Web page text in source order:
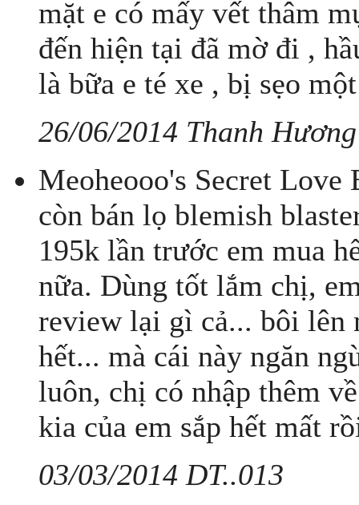
mặt e có mấy vết thâm
đến hiện tại đã mờ đi ,
là bữa e té xe , bị sẹo
26/06/2014 Thanh Hương
Meoheooo's Secret
còn bán lọ blemish
195k lần trước em mua
nữa. Dùng tốt lắm chị,
review lại gì cả... bôi lên
hết... mà cái này ngăn
luôn, chị có nhập thêm
kia của em sắp hết mất
03/03/2014 DT..013